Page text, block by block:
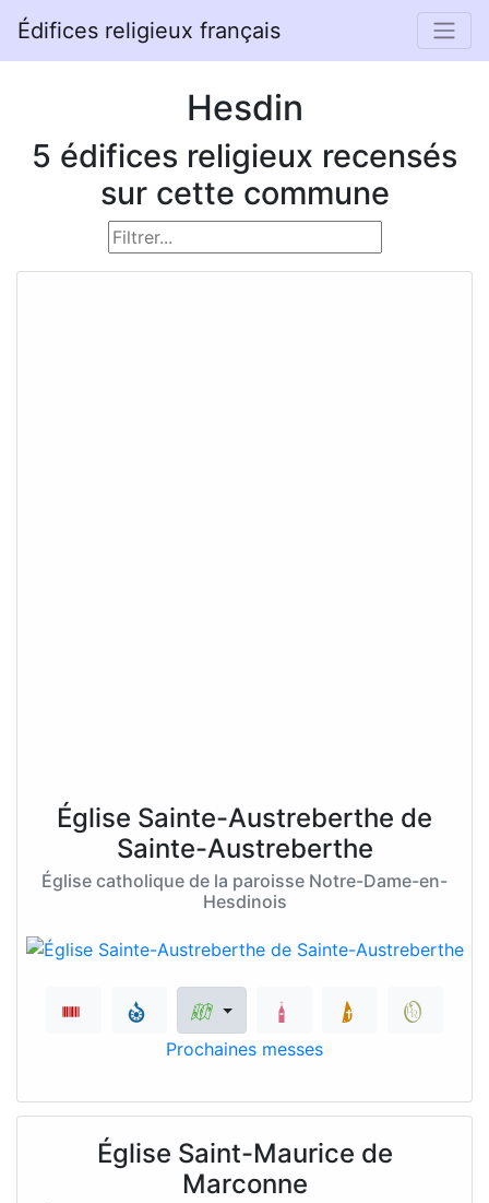
Édifices religieux français
Hesdin
5 édifices religieux recensés
sur cette commune
Église Sainte-Austreberthe de
Sainte-Austreberthe
Église catholique de la paroisse Notre-Dame-en-
Hesdinois
Prochaines messes
Église Saint-Maurice de
Marconne